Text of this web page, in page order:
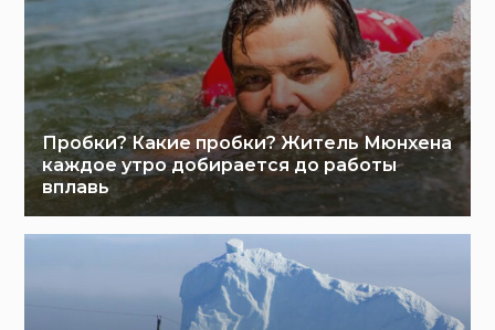
Пробки? Какие пробки? Житель Мюнхена
каждое утро добирается до работы
вплавь